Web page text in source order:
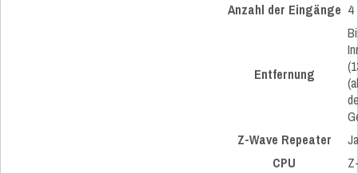
Anzahl der Eingänge 4
Entfernung
Z-Wave Repeater
Ja
CPU